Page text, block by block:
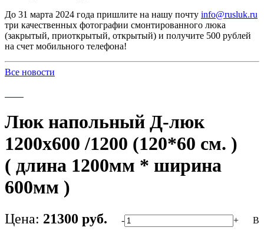
До 31 марта 2024 года пришлите на нашу почту info@rusluk.ru
три качественных фотографии смонтированного люка
(закрытый, приоткрытый, открытый) и получите 500 рублей
на счет мобильного телефона!
Все новости
Люк напольный Д-люк
1200х600 /1200 (120*60 см. )
( длина 1200мм * ширина
600мм )
Цена: 21300 руб. - + В